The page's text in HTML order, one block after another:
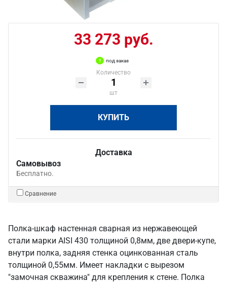
33 273 руб.
под заказ
Количество
шт
КУПИТЬ
Доставка
Самовывоз
Бесплатно.
Сравнение
Полка-шкаф настенная сварная из нержавеющей
стали марки AISI 430 толщиной 0,8мм, две двери-купе,
внутри полка, задняя стенка оцинкованная сталь
толщиной 0,55мм. Имеет накладки с вырезом
"замочная скважина" для крепления к стене. Полка